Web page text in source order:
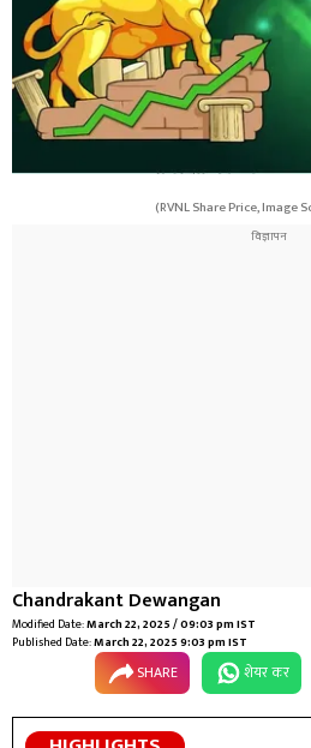
(RVNL Share Price, Image
Chandrakant Dewangan
Modified Date:March 22, 2025 / 09:03 pm IST
Published Date:March 22, 2025 9:03 pm IST
SHARE शेयर कर